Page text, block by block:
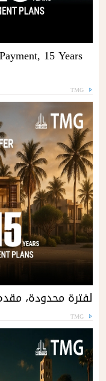
15 Years
TMG
لفترة محدودة، مقدم 1.5% وتقسيط حتى 15
TMG